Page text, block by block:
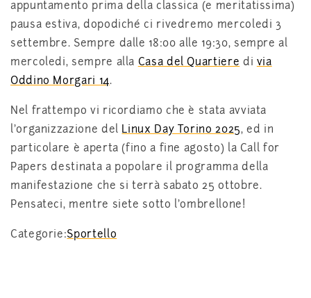
appuntamento prima della classica (e meritatissima)
pausa estiva, dopodiché ci rivedremo mercoledi 3
settembre. Sempre dalle 18:00 alle 19:30, sempre al
mercoledi, sempre alla Casa del Quartiere di via
Oddino Morgari 14.
Nel frattempo vi ricordiamo che è stata avviata
l’organizzazione del Linux Day Torino 2025, ed in
particolare è aperta (fino a fine agosto) la Call for
Papers destinata a popolare il programma della
manifestazione che si terrà sabato 25 ottobre.
Pensateci, mentre siete sotto l’ombrellone!
Categorie:Sportello